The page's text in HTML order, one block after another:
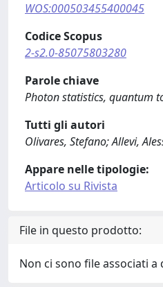
WOS:000503455400045
Codice Scopus
2-s2.0-85075803280
Parole chiave
Photon statistics, quantum
Tutti gli autori
Olivares, Stefano; Allevi,
Appare nelle tipologie:
Articolo su Rivista
File in questo prodotto:
Non ci sono file associati